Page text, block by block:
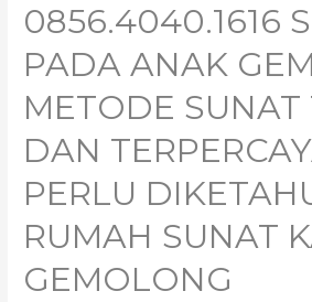
0856.4040.1616
PADA ANAK
METODE SUNAT
DAN
PERLU
RUMAH SUNAT
GEMOLONG